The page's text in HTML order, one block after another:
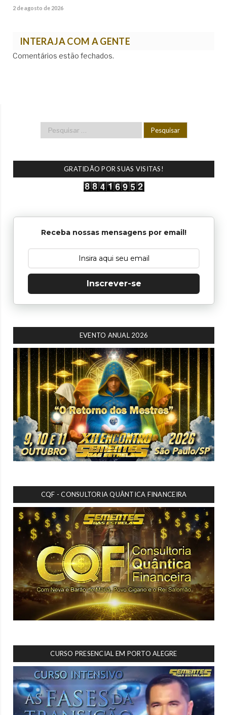
2 de agosto de 2026
INTERAJA COM A GENTE
Comentários estão fechados.
GRATIDÃO POR SUAS VISITAS!
Receba nossas mensagens por email!
Inscrever-se
EVENTO ANUAL 2026
CQF - CONSULTORIA QUÂNTICA FINANCEIRA
CURSO PRESENCIAL EM PORTO ALEGRE